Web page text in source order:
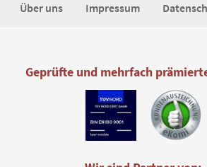
Über uns Impressum
Geprüfte und mehrfach